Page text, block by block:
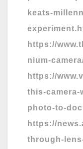
keats-
https://
nium-
https://
this-camera-
photo-to-
https://
through-